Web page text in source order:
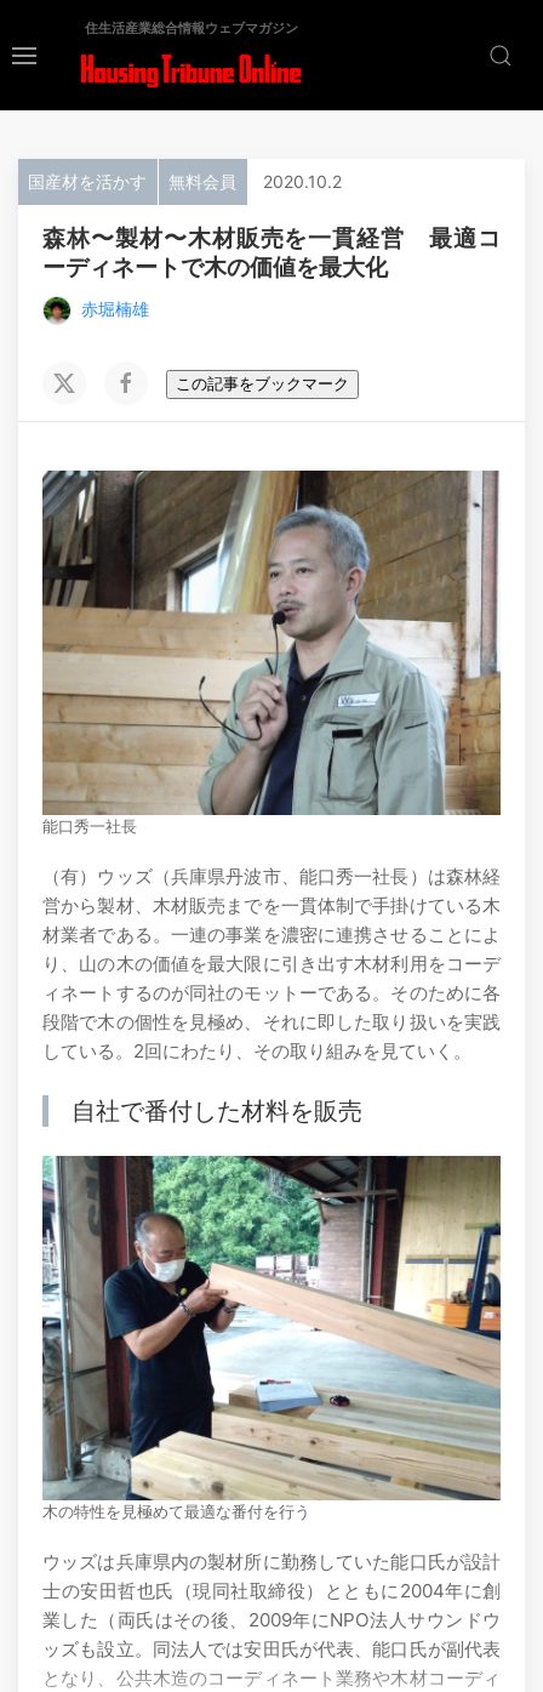
住生活産業総合情報ウェブマガジン
国産材を活かす 無料会員 2020.10.2
森林〜製材〜木材販売を一貫経営 最適コ
ーディネートで木の価値を最大化
赤堀楠雄
この記事をブックマーク
能口秀一社長
（有）ウッズ（兵庫県丹波市、能口秀一社長）は森林経
営から製材、木材販売までを一貫体制で手掛けている木
材業者である。一連の事業を濃密に連携させることによ
り、山の木の価値を最大限に引き出す木材利用をコーデ
ィネートするのが同社のモットーである。そのために各
段階で木の個性を見極め、それに即した取り扱いを実践
している。2回にわたり、その取り組みを見ていく。
自社で番付した材料を販売
木の特性を見極めて最適な番付を行う
ウッズは兵庫県内の製材所に勤務していた能口氏が設計
士の安田哲也氏（現同社取締役）とともに2004年に創
業した（両氏はその後、2009年にNPO法人サウンドウ
ッズも設立。同法人では安田氏が代表、能口氏が副代表
となり、公共木造のコーディネート業務や木材コーディ